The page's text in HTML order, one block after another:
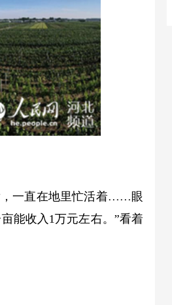
，一直在地里忙活着……眼
能收入1万元左右。”看着